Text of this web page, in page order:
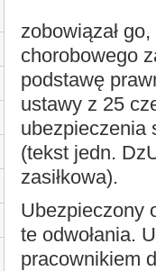
zobowiązał
chorobowego
podstawę
ustawy z 25
ubezpieczenia
(tekst jedn.
zasiłkowa).
Ubezpieczony
te odwołania.
pracownikiem